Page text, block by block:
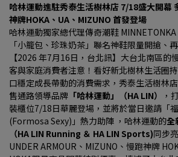
哈林運動進駐秀泰生活樹林店 7/18盛大開幕
神牌HOKA、UA、MIZUNO 首發登場
哈林運動獨家總代理傳奇潮鞋 MINNETONKA
「小籠包、珍珠奶茶」聯名神鞋限量開搶、
【2026 年7月16日，台北訊】大台北南區的
客與家庭消費者注意！看好新北樹林生活圈
口穩定成長帶動的消費需求，秀泰生活樹林
售通路領導品牌 「哈林運動」（HA LIN）
，
裝櫃位7/18日華麗登場，並將於當日邀請「
(Formosa Sexy)」熱力助陣 ，哈林運動的全
（HA LIN Running ＆ HA LIN Sports)同步
UNDER ARMOUR、MIZUNO、慢跑神牌